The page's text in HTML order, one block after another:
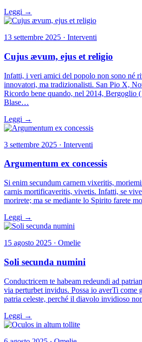
Leggi →
13 settembre 2025 · Interventi
Cujus ævum, ejus et religio
Infatti, i veri amici del popolo non sono né
innovatori, ma tradizionalisti. San Pio X,
Ricordo bene quando, nel 2014, Bergoglio
Blase…
Leggi →
3 settembre 2025 · Interventi
Argumentum ex concessis
Si enim secundum carnem vixeritis,
carnis mortificaveritis, vivetis. Infatti, se
morirete; ma se mediante lo Spirito farete
Leggi →
15 agosto 2025 · Omelie
Soli secunda numini
Conductricem te habeam redeundi ad
via perturbet invidus. Possa io averTi come
patria celeste, perché il diavolo invidioso
Leggi →